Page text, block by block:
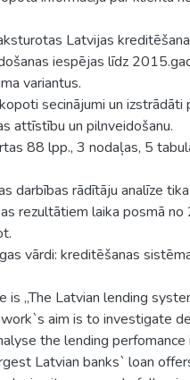
Latvijas
iespējas līdz
variantus.
secinājumi un izstrādāti
attīstību un pilnveidošanu.
88 lpp., 3 nodaļas, 5
darbības rādītāju analīze
rezultātiem laika posmā
vārdi: kreditēšanas
„The Latvian lending
aim is to investigate
the lending
Latvian banks` loan